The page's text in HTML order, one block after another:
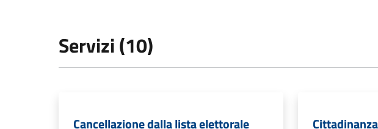
Servizi (10)
Cancellazione dalla lista elettorale